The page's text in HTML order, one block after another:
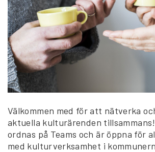
Välkommen med för att nätverka
aktuella kulturärenden
ordnas på Teams och är öppna för
med kulturverksamhet i